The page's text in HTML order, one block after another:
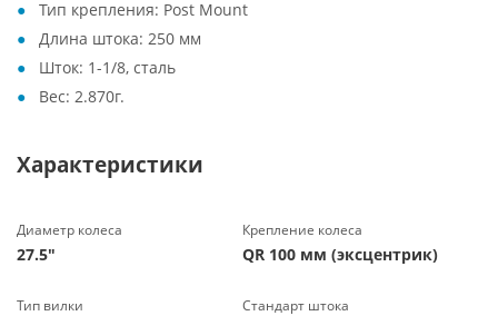
Тип крепления: Post Mount
Длина штока: 250 мм
Шток: 1-1/8, сталь
Вес: 2.870г.
Характеристики
Диаметр колеса
27.5"
Крепление колеса
QR 100 мм (эксцентрик)
Тип вилки Стандарт штока